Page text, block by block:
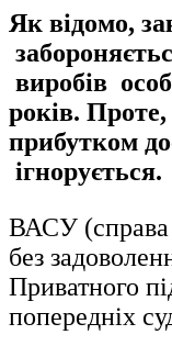
Як відомо,
виробів
років. Проте,
прибутком
ігнорується.
ВАСУ
без
Приватного
попередніх